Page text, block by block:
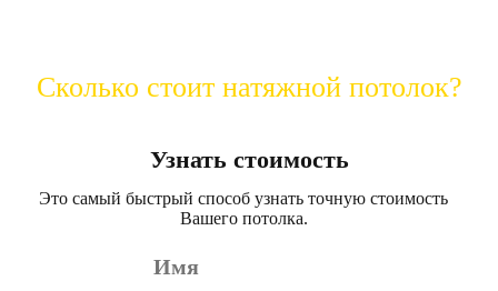
Сколько стоит натяжной потолок?
Узнать стоимость
Это самый быстрый способ узнать точную стоимость
Вашего потолка.